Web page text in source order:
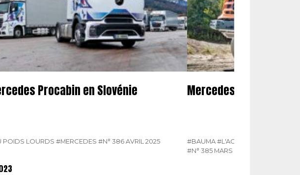
Procabin en Slovénie
POIDS LOURDS #MERCEDES #N° 386 AVRIL 2025
Mercedes à la Bauma
#BAUMA#L'ACTUALITÉ DU POIDS
#N° 385 MARS 2025